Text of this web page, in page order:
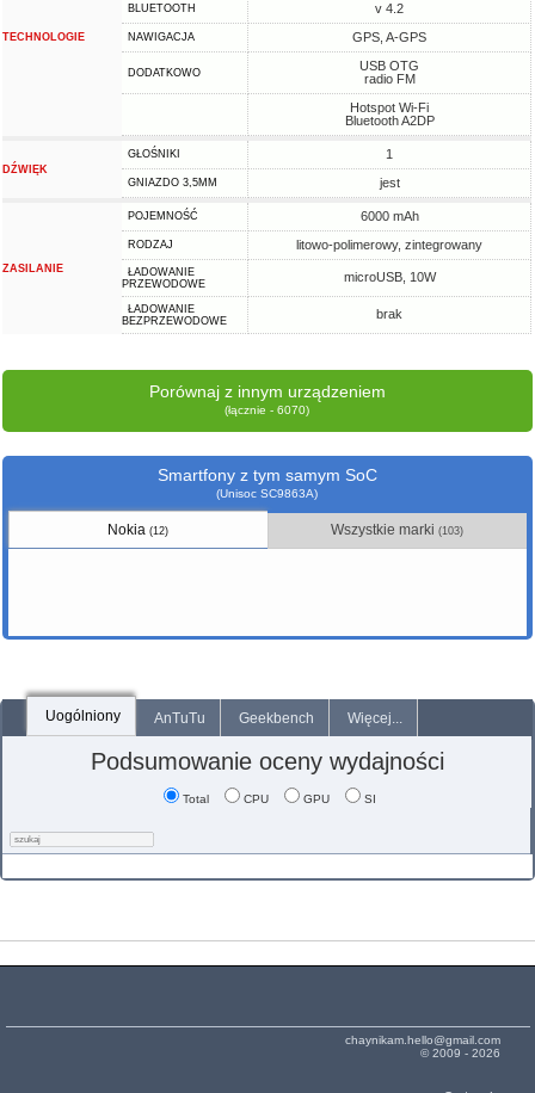
TECHNOLOGIE
BLUETOOTH v 4.2
NAWIGACJA GPS, A-GPS
DODATKOWO
USB OTG
radio FM
Hotspot Wi-Fi
Bluetooth A2DP
DŹWIĘK
GŁOŚNIKI 1
GNIAZDO 3,5MM jest
ZASILANIE
POJEMNOŚĆ 6000 mAh
RODZAJ litowo-polimerowy, zintegrowany
ŁADOWANIE
PRZEWODOWE
microUSB, 10W
ŁADOWANIE
BEZPRZEWODOWE
brak
Porównaj z innym urządzeniem
(łącznie - 6070)
Smartfony z tym samym SoC
(Unisoc SC9863A)
Nokia(12) Wszystkie marki(103)
Uogólniony AnTuTu Geekbench Więcej...
Podsumowanie oceny wydajności
Total CPU GPU SI
chaynikam.hello@gmail.com
© 2009 - 2026